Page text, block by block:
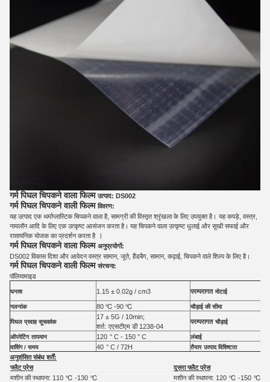
गर्म पिघल चिपकने वाला फिल्म उत्पाद: DS002
गर्म पिघल चिपकने वाली फिल्म विवरण:
यह उत्पाद एक थर्माप्लास्टिक चिपकने वाला है, सामग्री की विस्तृत श्रृंखला के लिए उपयुक्त है। यह कपड़े, वस्त्र,
नायलॉन आदि के लिए एक उत्कृष्ट आसंजन करता है। यह चिपकने वाला उत्कृष्ट धुलाई और सूखी सफाई और
रासायनिक योजक का प्रदर्शन करता है
।
गर्म पिघल चिपकने वाला फिल्म अनुप्रयोगों:
DS002 विकास दिशा और आवेदन वस्त्र सामान, जूते, हैंडबैग, सामान, कढ़ाई, चिपकने वाले शिल्प के लिए है।
गर्म पिघल चिपकने वाली फिल्म संरचना:
पॉलियामाइड
घनत्व 1.15 ± 0.02g / cm3 परम्परागत मोटाई
गलनांक 80 ℃ -90 ℃ चौड़ाई की सीमा
पिघल प्रवाह सूचकांक
17 ± 5G / 10min;
शर्त: एएसटीएम डी 1238-04
परम्परागत चौड़ाई
ऑपरेटिंग तापमान 120 ° C - 150 ° C
लंबाई
वाशिंग / समय
40 ° C / 72H तैयार उत्पाद विशिष्टता
अनुशंसित संबंध शर्तें:
फ्लैट प्रेस
दूसरा फ्लैट प्रेस
मशीन की स्थापना: 110 ℃ -130 ℃ मशीन की स्थापना: 120 ℃ -150 ℃